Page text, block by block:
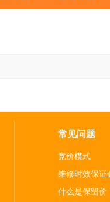
常见问题
竞价模式
维修时效保证
什么是保留价